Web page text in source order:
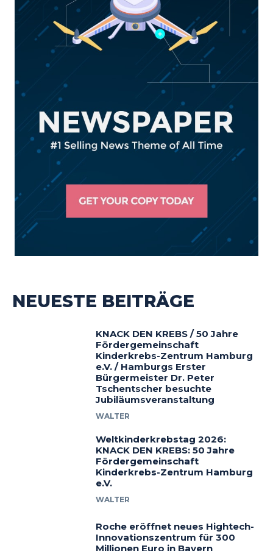
NEUESTE BEITRÄGE
KNACK DEN KREBS / 50 Jahre
Fördergemeinschaft
Kinderkrebs-Zentrum Hamburg
e.V. / Hamburgs Erster
Bürgermeister Dr. Peter
Tschentscher besuchte
Jubiläumsveranstaltung
WALTER
Weltkinderkrebstag 2026:
KNACK DEN KREBS: 50 Jahre
Fördergemeinschaft
Kinderkrebs-Zentrum Hamburg
e.V.
WALTER
Roche eröffnet neues Hightech-
Innovationszentrum für 300
Millionen Euro in Bayern